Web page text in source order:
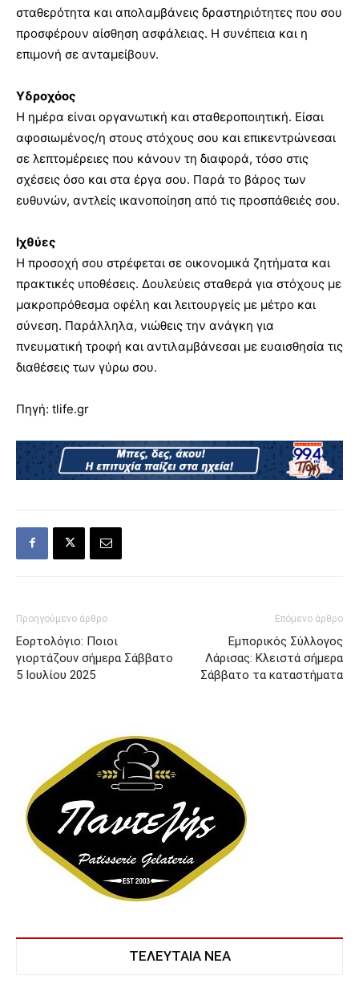
σταθερότητα και απολαμβάνεις δραστηριότητες που σου
προσφέρουν αίσθηση ασφάλειας. Η συνέπεια και η
επιμονή σε ανταμείβουν.
Υδροχόος
Η ημέρα είναι οργανωτική και σταθεροποιητική. Είσαι
αφοσιωμένος/η στους στόχους σου και επικεντρώνεσαι
σε λεπτομέρειες που κάνουν τη διαφορά, τόσο στις
σχέσεις όσο και στα έργα σου. Παρά το βάρος των
ευθυνών, αντλείς ικανοποίηση από τις προσπάθειές σου.
Ιχθύες
Η προσοχή σου στρέφεται σε οικονομικά ζητήματα και
πρακτικές υποθέσεις. Δουλεύεις σταθερά για στόχους με
μακροπρόθεσμα οφέλη και λειτουργείς με μέτρο και
σύνεση. Παράλληλα, νιώθεις την ανάγκη για
πνευματική τροφή και αντιλαμβάνεσαι με ευαισθησία τις
διαθέσεις των γύρω σου.
Πηγή: tlife.gr
Προηγούμενο άρθρο
Εορτολόγιο: Ποιοι
γιορτάζουν σήμερα Σάββατο
5 Ιουλίου 2025
Επόμενο άρθρο
Εμπορικός Σύλλογος
Λάρισας: Κλειστά σήμερα
Σάββατο τα καταστήματα
ΤΕΛΕΥΤΑΙΑ ΝΕΑ